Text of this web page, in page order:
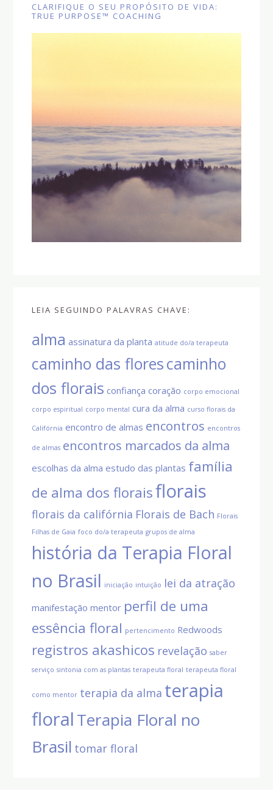
CLARIFIQUE O SEU PROPÓSITO DE VIDA:
TRUE PURPOSE™ COACHING
LEIA SEGUINDO PALAVRAS CHAVE:
alma assinatura da planta atitude do/a terapeuta
caminho das florescaminho
dos florais confiança coração corpo emocional
corpo espiritual corpo mental cura da alma curso florais da
Califórnia encontro de almas encontros encontros
de almas encontros marcados da alma
escolhas da alma estudo das plantas família
de alma dos floraisflorais
florais da califórnia Florais de Bach Florais
Filhas de Gaia foco do/a terapeuta grupos de alma
história da Terapia Floral
no Brasil iniciação intuição lei da atração
manifestação mentor perfil de uma
essência floral pertencimento Redwoods
registros akashicos revelação saber
serviço sintonia com as plantas terapeuta floral terapeuta floral
como mentor terapia da alma terapia
floralTerapia Floral no
Brasil tomar floral